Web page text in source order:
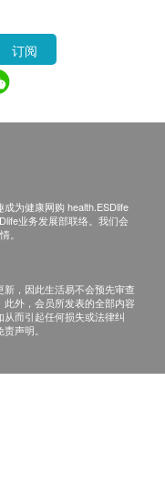
感到异常时请停止
，服用前应咨询
射。
。
使用并请教专业医
订阅
为健康网购 health.ESDlife
业务发展部联络。我们会
。
，因此生活易不会预先审查
外，会员所发表的全部内容
而引起任何损失或法律纠
声明。